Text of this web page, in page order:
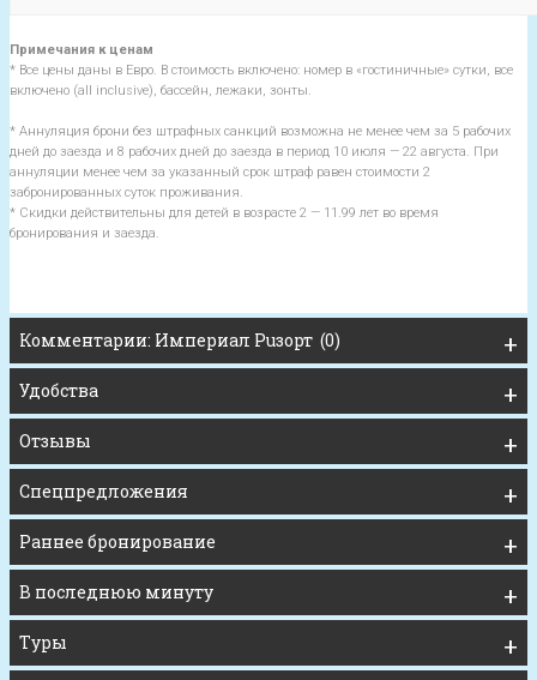
Примечания к ценам
* Все цены даны в Евро. В стоимость включено: номер в «гостиничные» сутки, все
включено (all inclusive), бассейн, лежаки, зонты.
* Аннуляция брони без штрафных санкций возможна не менее чем за 5 рабочих
дней до заезда и 8 рабочих дней до заезда в период 10 июля — 22 августа. При
аннуляции менее чем за указанный срок штраф равен стоимости 2
забронированных суток проживания.
* Скидки действительны для детей в возрасте 2 — 11.99 лет во время
бронирования и заезда.
Комментарии: Империал Рuзорт (0)
Удобства
Отзывы
Спецпредложения
Раннее бронирование
В последнюю минуту
Туры